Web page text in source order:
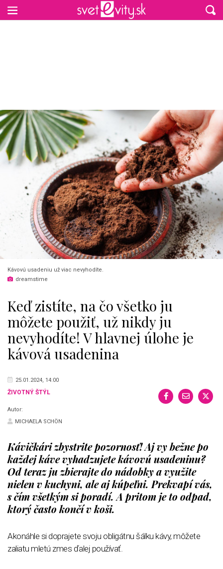
Kávovú usadeniu už viac nevyhodíte.
dreamstime
Keď zistíte, na čo všetko ju
môžete použiť, už nikdy ju
nevyhodíte! V hlavnej úlohe je
kávová usadenina
25.01.2024, 14:00
ŽIVOTNÝ ŠTÝL
Autor:
MICHAELA SCHÖN
Kávičkári zbystrite pozornosť! Aj vy bežne po
každej káve vyhadzujete kávovú usadeninu?
Od teraz ju zbierajte do nádobky a využite
nielen v kuchyni, ale aj kúpeľni. Prekvapí vás,
s čím všetkým si poradí. A pritom je to odpad,
ktorý často končí v koši.
Akonáhle si doprajete svoju obligátnu šálku kávy, môžete
zaliatu mletú zmes ďalej používať.